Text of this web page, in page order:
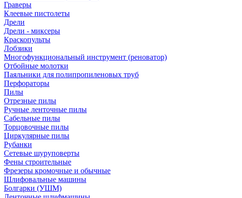
Граверы
Клеевые пистолеты
Дрели
Дрели - миксеры
Краскопульты
Лобзики
Многофункциональный инструмент (реноватор)
Отбойные молотки
Паяльники для полипропиленовых труб
Перфораторы
Пилы
Отрезные пилы
Ручные ленточные пилы
Сабельные пилы
Торцовочные пилы
Циркулярные пилы
Рубанки
Сетевые шуруповерты
Фены строительные
Фрезеры кромочные и обычные
Шлифовальные машины
Болгарки (УШМ)